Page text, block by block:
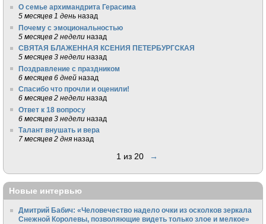
О семье архимандрита Герасима
5 месяцев 1 день назад
Почему с эмоциональностью
5 месяцев 2 недели назад
СВЯТАЯ БЛАЖЕННАЯ КСЕНИЯ ПЕТЕРБУРГСКАЯ
5 месяцев 3 недели назад
Поздравление с праздником
6 месяцев 6 дней назад
Спасибо что прочли и оценили!
6 месяцев 2 недели назад
Ответ к 18 вопросу
6 месяцев 3 недели назад
Талант внушать и вера
7 месяцев 2 дня назад
1 из 20 →
Новые интервью
Дмитрий Бабич: «Человечество надело очки из осколков зеркала
Снежной Королевы, позволяющие видеть только злое и мелкое»